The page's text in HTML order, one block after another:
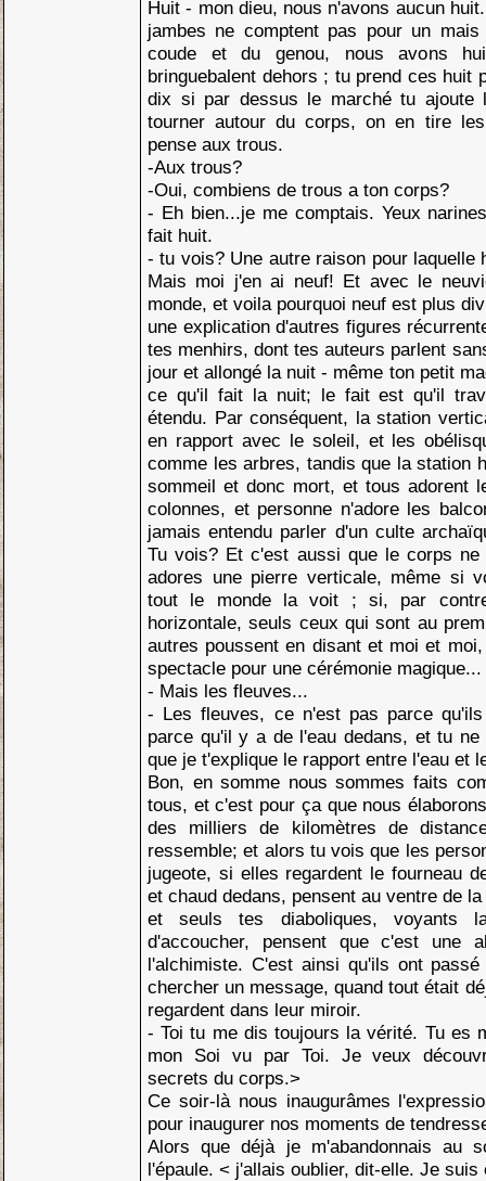
Huit - mon dieu, nous n'avons aucun
jambes ne comptent pas pour un
coude et du genou, nous avons
bringuebalent dehors ; tu prend ces huit
dix si par dessus le marché tu ajoute
tourner autour du corps, on en tire
pense aux trous.
-Aux trous?
-Oui, combiens de trous a ton corps?
- Eh bien...je me comptais. Yeux
fait huit.
- tu vois? Une autre raison pour laquelle
Mais moi j'en ai neuf! Et avec le
monde, et voila pourquoi neuf est plus
une explication d'autres figures
tes menhirs, dont tes auteurs parlent
jour et allongé la nuit - même ton petit
ce qu'il fait la nuit; le fait est qu'il
étendu. Par conséquent, la station
en rapport avec le soleil, et les
comme les arbres, tandis que la station
sommeil et donc mort, et tous adorent
colonnes, et personne n'adore les
jamais entendu parler d'un culte
Tu vois? Et c'est aussi que le corps
adores une pierre verticale, même si
tout le monde la voit ; si, par
horizontale, seuls ceux qui sont au
autres poussent en disant et moi et
spectacle pour une cérémonie magique...
- Mais les fleuves...
- Les fleuves, ce n'est pas parce
parce qu'il y a de l'eau dedans, et tu
que je t'explique le rapport entre l'eau et
Bon, en somme nous sommes faits
tous, et c'est pour ça que nous
des milliers de kilomètres de
ressemble; et alors tu vois que les
jugeote, si elles regardent le fourneau
et chaud dedans, pensent au ventre de
et seuls tes diaboliques, voyants
d'accoucher, pensent que c'est une
l'alchimiste. C'est ainsi qu'ils ont
chercher un message, quand tout était
regardent dans leur miroir.
- Toi tu me dis toujours la vérité. Tu es
mon Soi vu par Toi. Je veux
secrets du corps.>
Ce soir-là nous inaugurâmes
pour inaugurer nos moments de
Alors que déjà je m'abandonnais au
l'épaule. < j'allais oublier, dit-elle. Je suis